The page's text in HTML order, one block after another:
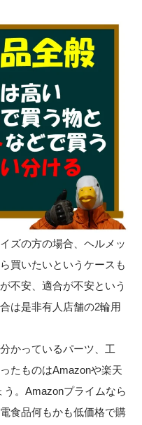
ズの方の場合、ヘルメッ
買いたいというケースも
不安、適合が不安という
は是非有人店舗の2輪用
かっているパーツ、工
たものはAmazonや楽天
。Amazonプライムなら
食品何もかも低価格で購